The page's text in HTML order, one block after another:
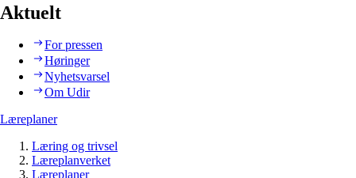
Aktuelt
For pressen
Høringer
Nyhetsvarsel
Om Udir
Læreplaner
Læring og trivsel
Læreplanverket
Læreplaner